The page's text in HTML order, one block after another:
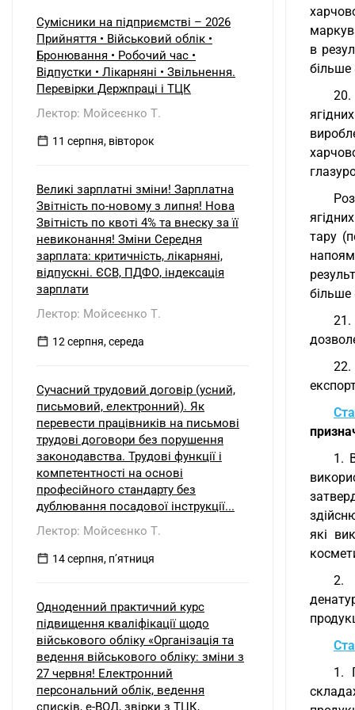
в
більше
20.
тару
більше
21.
22.
1.
які
2.
1.
несправного. Як відобразити ці
операції в бухобліку та які
виникають наслідки з ПДВ?
Сумісники на підприємстві – 2026
Прийняття • Військовий облік •
Бронювання • Робочий час •
Відпустки • Лікарняні • Звільнення.
Перевірки Держпраці і ТЦК
Лектор: Мойсеєнко Т.
11 серпня, вівторок
Великі зарплатні зміни! Зарплатна
Звітність по-новому з липня! Нова
Звітність по квоті 4% та внеску за її
невиконання! Зміни Середня
зарплата: критичність, лікарняні,
відпускні. ЄСВ, ПДФО, індексація
зарплати
Лектор: Мойсеєнко Т.
12 серпня, середа
Сучасний трудовий договір (усний,
письмовий, електронний). Як
перевести працівників на письмові
трудові договори без порушення
законодавства. Трудові функції і
компетентності на основі
професійного стандарту без
дублювання посадової інструкції...
Лектор: Мойсеєнко Т.
14 серпня, пʼятниця
Одноденний практичний курс
підвищення кваліфікації щодо
військового обліку «Організація та
ведення військового обліку: зміни з
27 червня! Електронний
персональний облік, ведення
списків, е-ВОД, звірки з ТЦК,